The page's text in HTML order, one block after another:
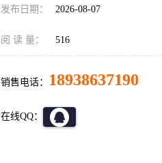
发布日期： 2026-08-07
阅 读 量： 516
销售电话： 18938637190
在线QQ：